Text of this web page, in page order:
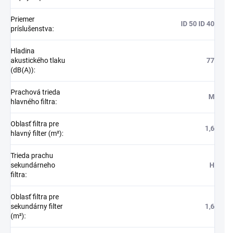
Priemer
príslušenstva:
ID 50 ID 40
Hladina
akustického tlaku
(dB(A)):
77
Prachová trieda
hlavného filtra:
M
Oblasť filtra pre
hlavný filter (m²):
1,6
Trieda prachu
sekundárneho
filtra:
H
Oblasť filtra pre
sekundárny filter
(m²):
1,6